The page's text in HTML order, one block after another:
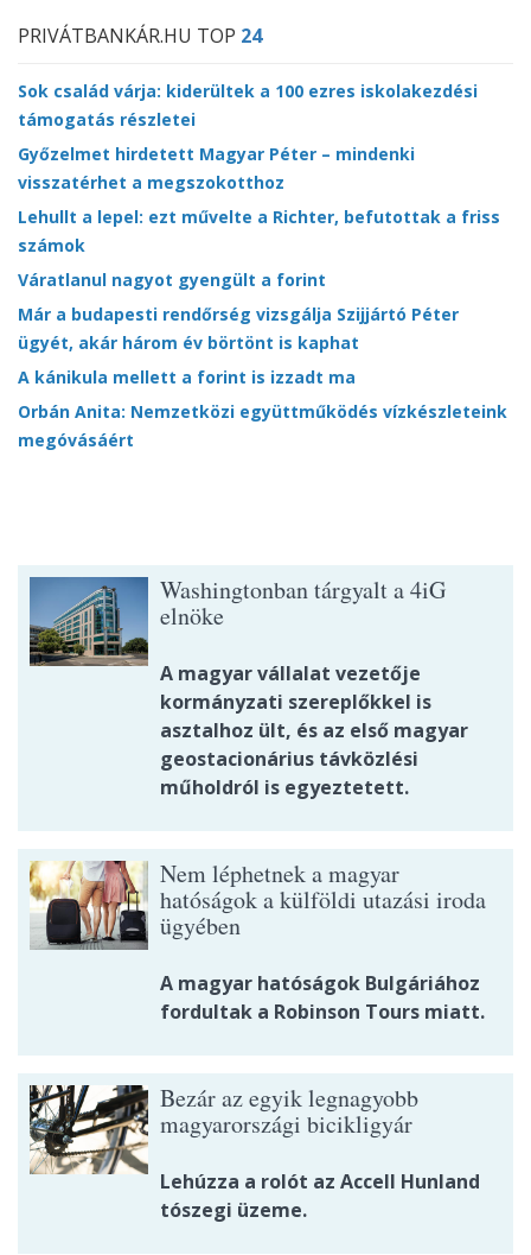
PRIVÁTBANKÁR.HU TOP 24
Sok család várja: kiderültek a 100 ezres iskolakezdési
támogatás részletei
Győzelmet hirdetett Magyar Péter – mindenki
visszatérhet a megszokotthoz
Lehullt a lepel: ezt művelte a Richter, befutottak a friss
számok
Váratlanul nagyot gyengült a forint
Már a budapesti rendőrség vizsgálja Szijjártó Péter
ügyét, akár három év börtönt is kaphat
A kánikula mellett a forint is izzadt ma
Orbán Anita: Nemzetközi együttműködés vízkészleteink
megóvásáért
Washingtonban tárgyalt a 4iG
elnöke
A magyar vállalat vezetője
kormányzati szereplőkkel is
asztalhoz ült, és az első magyar
geostacionárius távközlési
műholdról is egyeztetett.
Nem léphetnek a magyar
hatóságok a külföldi utazási iroda
ügyében
A magyar hatóságok Bulgáriához
fordultak a Robinson Tours miatt.
Bezár az egyik legnagyobb
magyarországi bicikligyár
Lehúzza a rolót az Accell Hunland
tószegi üzeme.